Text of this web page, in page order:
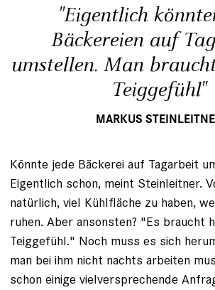
"Eigentlich
Bäckereien auf
umstellen. Man
Teiggefühl"
MARKUS
Könnte jede Bäckerei auf Tagarbeit
Eigentlich schon, meint Steinleitner.
natürlich, viel Kühlfläche zu haben,
ruhen. Aber ansonsten? "Es braucht
Teiggefühl." Noch muss es sich
man bei ihm nicht nachts arbeiten
schon einige vielversprechende